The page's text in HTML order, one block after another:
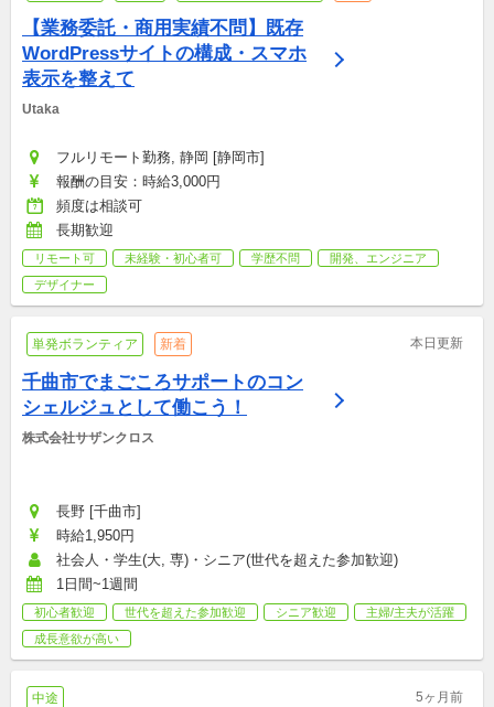
【業務委託・商用実績不問】既存
WordPressサイトの構成・スマホ
表示を整えて
Utaka
フルリモート勤務, 静岡 [静岡市]
報酬の目安：時給3,000円
頻度は相談可
長期歓迎
リモート可 未経験・初心者可 学歴不問
開発、エンジニア
デザイナー
単発ボランティア 新着 本日更新
千曲市でまごころサポートのコン
シェルジュとして働こう！
株式会社サザンクロス
長野 [千曲市]
時給1,950円
社会人・学生(大, 専)・シニア(世代を超えた参加歓迎)
1日間~1週間
初心者歓迎 世代を超えた参加歓迎 シニア歓迎
主婦/主夫が活躍
成長意欲が高い
中途 5ヶ月前